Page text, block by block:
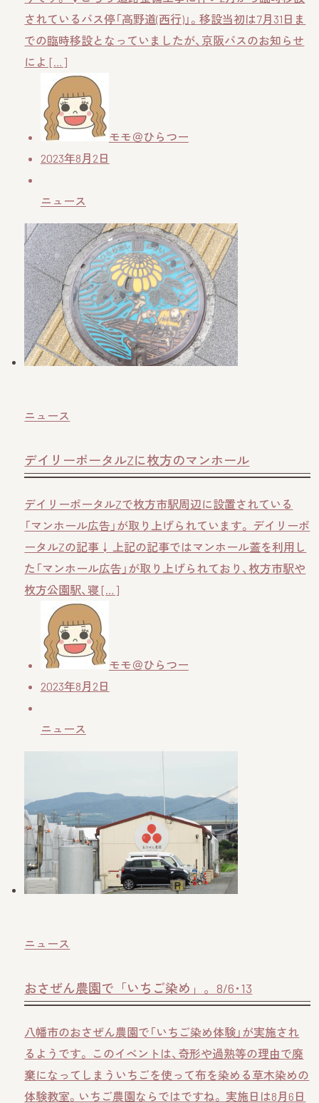
されているバス停「高野道(西行)」。移設当初は7月31日ま
での臨時移設となっていましたが、京阪バスのお知らせ
によ […]
モモ＠ひらつー
2023年8月2日
ニュース
ニュース
デイリーポータルZに枚方のマンホール
デイリーポータルZで枚方市駅周辺に設置されている
「マンホール広告」が取り上げられています。 デイリーポ
ータルZの記事↓ 上記の記事ではマンホール蓋を利用し
た「マンホール広告」が取り上げられており、枚方市駅や
枚方公園駅、寝 […]
モモ＠ひらつー
2023年8月2日
ニュース
ニュース
おさぜん農園で「いちご染め」。8/6･13
八幡市のおさぜん農園で「いちご染め体験」が実施され
るようです。 このイベントは、奇形や過熟等の理由で廃
棄になってしまういちごを使って布を染める草木染めの
体験教室。いちご農園ならではですね。 実施日は8月6日